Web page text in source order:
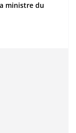
ministre du